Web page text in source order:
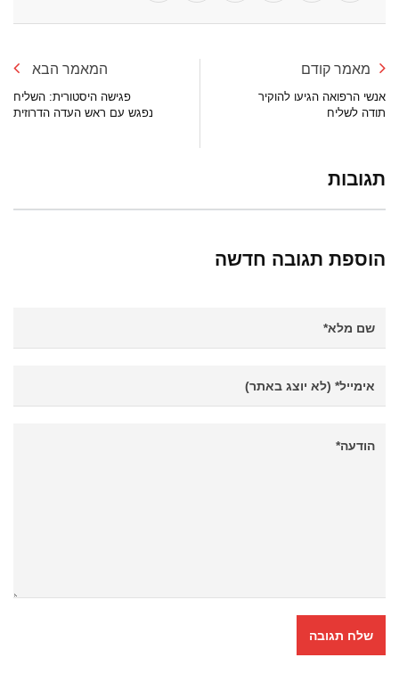
מאמר קודם
אנשי הרפואה הגיעו להוקיר
תודה לשליח
המאמר הבא
פגישה היסטורית: השליח
נפגש עם ראש העדה הדרוזית
תגובות
הוספת תגובה חדשה